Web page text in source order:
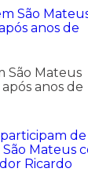
São Mateus
anos de